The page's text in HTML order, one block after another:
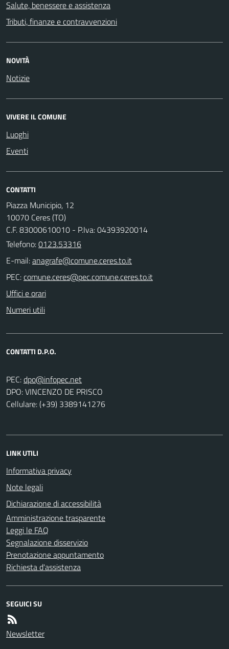
Salute, benessere e assistenza
Tributi, finanze e contravvenzioni
NOVITÀ
Notizie
VIVERE IL COMUNE
Luoghi
Eventi
CONTATTI
Piazza Municipio, 12
10070 Ceres (TO)
C.F. 83000610010 - P.Iva: 04393920014
Telefono:0123.53316
E-mail:
PEC:
Uffici e orari
Numeri utili
CONTATTI D.P.O.
PEC:
DPO: VINCENZO DE PRISCO
Cellulare: (+39) 3389141276
LINK UTILI
Informativa privacy
Note legali
Dichiarazione di accessibilità
Amministrazione trasparente
Leggi le FAQ
Segnalazione disservizio
Prenotazione appuntamento
Richiesta d'assistenza
SEGUICI SU
Newsletter